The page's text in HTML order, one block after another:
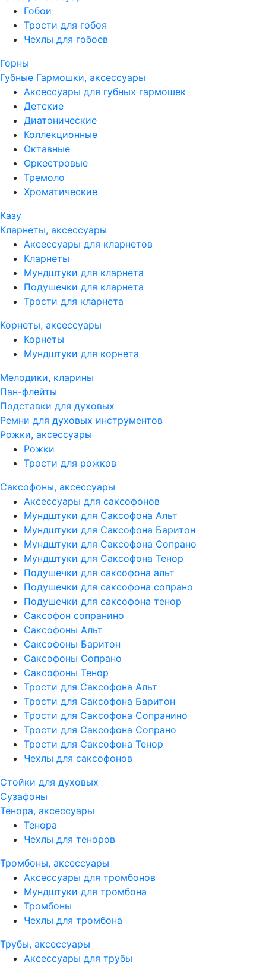
Гобои
Трости для гобоя
Чехлы для гобоев
Горны
Губные Гармошки, аксессуары
Аксессуары для губных гармошек
Детские
Диатонические
Коллекционные
Октавные
Оркестровые
Тремоло
Хроматические
Казу
Кларнеты, аксессуары
Аксессуары для кларнетов
Кларнеты
Мундштуки для кларнета
Подушечки для кларнета
Трости для кларнета
Корнеты, аксессуары
Корнеты
Мундштуки для корнета
Мелодики, кларины
Пан-флейты
Подставки для духовых
Ремни для духовых инструментов
Рожки, аксессуары
Рожки
Трости для рожков
Саксофоны, аксессуары
Аксессуары для саксофонов
Мундштуки для Саксофона Альт
Мундштуки для Саксофона Баритон
Мундштуки для Саксофона Сопрано
Мундштуки для Саксофона Тенор
Подушечки для саксофона альт
Подушечки для саксофона сопрано
Подушечки для саксофона тенор
Саксофон сопранино
Саксофоны Альт
Саксофоны Баритон
Саксофоны Сопрано
Саксофоны Тенор
Трости для Саксофона Альт
Трости для Саксофона Баритон
Трости для Саксофона Сопранино
Трости для Саксофона Сопрано
Трости для Саксофона Тенор
Чехлы для саксофонов
Стойки для духовых
Сузафоны
Тенора, аксессуары
Тенора
Чехлы для теноров
Тромбоны, аксессуары
Аксессуары для тромбонов
Мундштуки для тромбона
Тромбоны
Чехлы для тромбона
Трубы, аксессуары
Аксессуары для трубы